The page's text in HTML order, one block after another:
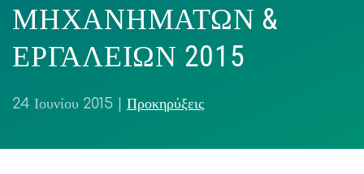
ΜΗΧΑΝΗΜΑΤΩΝ &
ΕΡΓΑΛΕΙΩΝ 2015
24 Ιουνίου 2015 Προκηρύξεις